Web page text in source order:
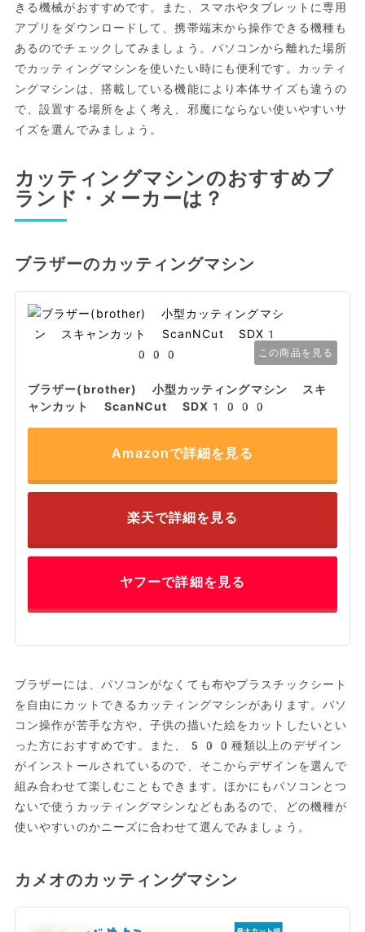
きる機械がおすすめです。また、スマホやタブレットに専用
アプリをダウンロードして、携帯端末から操作できる機種も
あるのでチェックしてみましょう。パソコンから離れた場所
でカッティングマシンを使いたい時にも便利です。カッティ
ングマシンは、搭載している機能により本体サイズも違うの
で、設置する場所をよく考え、邪魔にならない使いやすいサ
イズを選んでみましょう。
カッティングマシンのおすすめブ
ランド・メーカーは？
ブラザーのカッティングマシン
この商品を見る
ブラザー(brother) 小型カッティングマシン スキ
ャンカット ScanNCut SDX1000
Amazonで詳細を見る
楽天で詳細を見る
ヤフーで詳細を見る
ブラザーには、パソコンがなくても布やプラスチックシート
を自由にカットできるカッティングマシンがあります。パソ
コン操作が苦手な方や、子供の描いた絵をカットしたいとい
った方におすすめです。また、500種類以上のデザイン
がインストールされているので、そこからデザインを選んで
組み合わせて楽しむこともできます。ほかにもパソコンとつ
ないで使うカッティングマシンなどもあるので、どの機種が
使いやすいのかニーズに合わせて選んでみましょう。
カメオのカッティングマシン